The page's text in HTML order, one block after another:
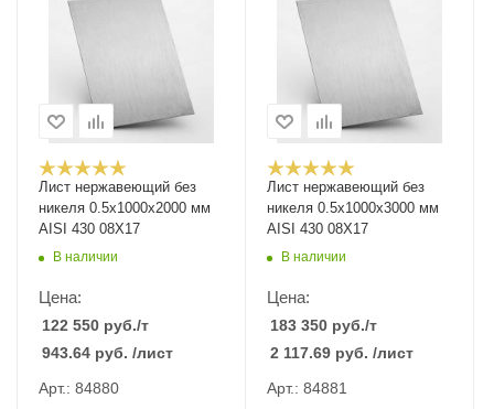
Лист нержавеющий без
никеля 0.5х1000х2000 мм
AISI 430 08Х17
В наличии
Цена:
122 550 руб./т
943.64 руб. /лист
Арт.: 84880
Лист нержавеющий без
никеля 0.5х1000х3000 мм
AISI 430 08Х17
В наличии
Цена:
183 350 руб./т
2 117.69 руб. /лист
Арт.: 84881